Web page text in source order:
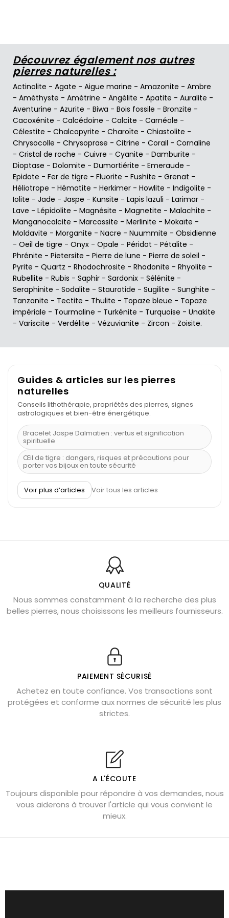
Découvrez également nos autres
pierres naturelles :
Actinolite - Agate - Aigue marine - Amazonite - Ambre
- Améthyste - Amétrine - Angélite - Apatite - Auralite -
Aventurine - Azurite - Biwa - Bois fossile - Bronzite -
Cacoxénite - Calcédoine - Calcite - Carnéole -
Célestite - Chalcopyrite - Charoïte - Chiastolite -
Chrysocolle - Chrysoprase - Citrine - Corail - Cornaline
- Cristal de roche - Cuivre - Cyanite - Damburite -
Dioptase - Dolomite - Dumortiérite - Emeraude -
Epidote - Fer de tigre - Fluorite - Fushite - Grenat -
Héliotrope - Hématite - Herkimer - Howlite - Indigolite -
Iolite - Jade - Jaspe - Kunsite - Lapis lazuli - Larimar -
Lave - Lépidolite - Magnésite - Magnetite - Malachite -
Manganocalcite - Marcassite - Merlinite - Mokaïte -
Moldavite - Morganite - Nacre - Nuummite - Obsidienne
- Oeil de tigre - Onyx - Opale - Péridot - Pétalite -
Phrénite - Pietersite - Pierre de lune - Pierre de soleil -
Pyrite - Quartz - Rhodochrosite - Rhodonite - Rhyolite -
Rubellite - Rubis - Saphir - Sardonix - Sélénite -
Seraphinite - Sodalite - Staurotide - Sugilite - Sunghite -
Tanzanite - Tectite - Thulite - Topaze bleue - Topaze
impériale - Tourmaline - Turkénite - Turquoise - Unakite
- Variscite - Verdélite - Vézuvianite - Zircon - Zoisite.
Guides & articles sur les pierres
naturelles
Conseils lithothérapie, propriétés des pierres, signes
astrologiques et bien-être énergétique.
Bracelet Jaspe Dalmatien : vertus et signification
spirituelle
Œil de tigre : dangers, risques et précautions pour
porter vos bijoux en toute sécurité
À quel poignet porter un bracelet de pierre
Découvrez le scorpion et ses pierres
Bienfaits de la sélénite – pierre des anges
L’améthyste est-elle faite pour moi ?
Chrysocolle : pierre apaisante
Obsidienne dorée : vertus et signification
Véritable citrine naturelle non chauffée
Où placer la citrine dans la maison
Cornaline : propriétés magiques
Capricorne : quelles pierres choisir
Shungite : purification et protection
Bagues en labradorite argent 925
Lapis lazuli : propriétés et précautions
Citrine : propriétés magiques
Aigue-marine : propriétés et couleurs
Pierres pour attirer l’amour
Voir plus d’articles Voir tous les articles
QUALITÉ
Nous sommes constamment à la recherche des plus
belles pierres, nous choisissons les meilleurs fournisseurs.
PAIEMENT SÉCURISÉ
Achetez en toute confiance. Vos transactions sont
protégées et conforme aux normes de sécurité les plus
strictes.
A L'ÉCOUTE
Toujours disponible pour répondre à vos demandes, nous
vous aiderons à trouver l'article qui vous convient le
mieux.